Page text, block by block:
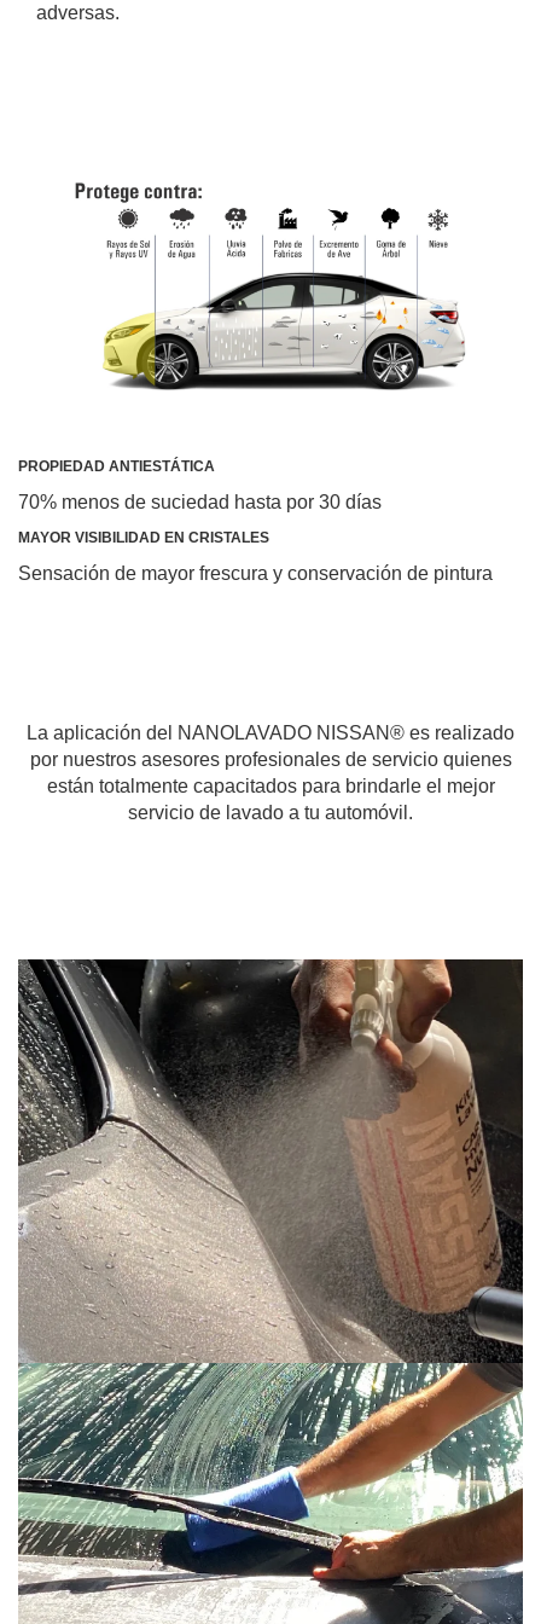
adversas.
PROPIEDAD ANTIESTÁTICA
70% menos de suciedad hasta por 30 días
MAYOR VISIBILIDAD EN CRISTALES
Sensación de mayor frescura y conservación de pintura
La aplicación del NANOLAVADO NISSAN® es realizado
por nuestros asesores profesionales de servicio quienes
están totalmente capacitados para brindarle el mejor
servicio de lavado a tu automóvil.